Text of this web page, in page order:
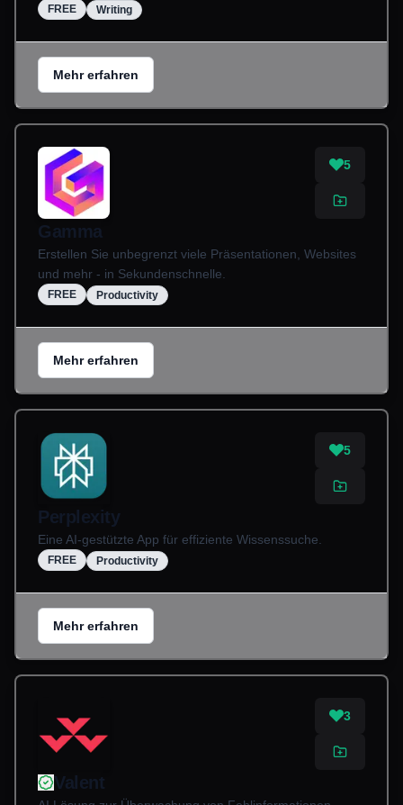
FREE Writing
Mehr erfahren
5
Gamma
Erstellen Sie unbegrenzt viele Präsentationen, Websites
und mehr - in Sekundenschnelle.
FREE Productivity
Mehr erfahren
5
Perplexity
Eine AI-gestützte App für effiziente Wissenssuche.
FREE Productivity
Mehr erfahren
3
Valent